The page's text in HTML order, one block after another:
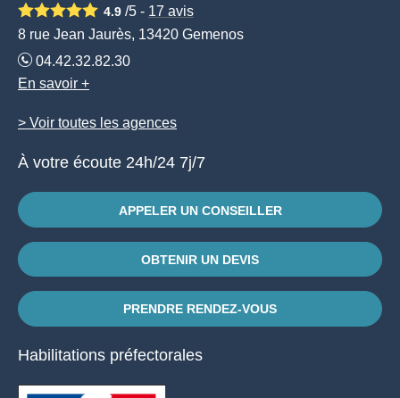
4.9 /5 - 17 avis
8 rue Jean Jaurès, 13420 Gemenos
04.42.32.82.30
En savoir +
> Voir toutes les agences
À votre écoute 24h/24 7j/7
APPELER UN CONSEILLER
OBTENIR UN DEVIS
PRENDRE RENDEZ-VOUS
Habilitations préfectorales